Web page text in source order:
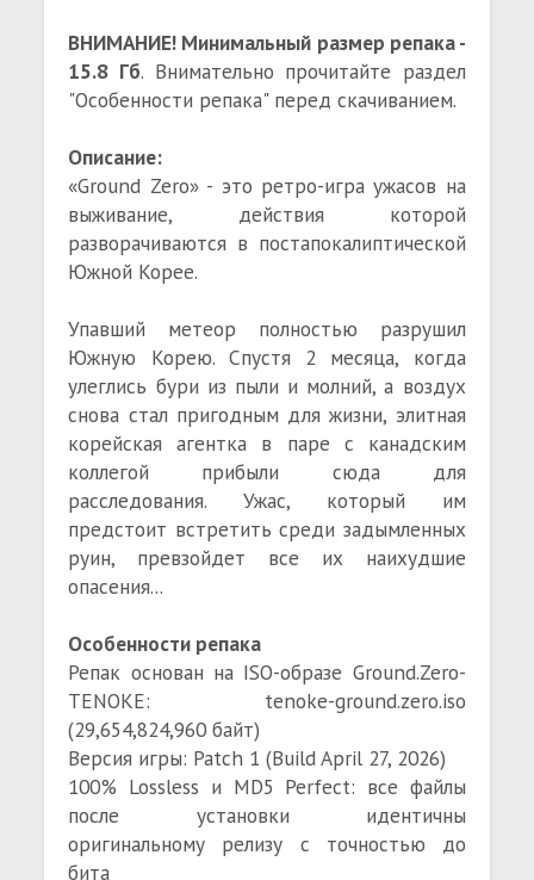
ВНИМАНИЕ! Минимальный размер репака -
15.8 Гб. Внимательно прочитайте раздел
"Особенности репака" перед скачиванием.
Описание:
«Ground Zero» - это ретро-игра ужасов на
выживание, действия которой
разворачиваются в постапокалиптической
Южной Корее.
Упавший метеор полностью разрушил
Южную Корею. Спустя 2 месяца, когда
улеглись бури из пыли и молний, а воздух
снова стал пригодным для жизни, элитная
корейская агентка в паре с канадским
коллегой прибыли сюда для
расследования. Ужас, который им
предстоит встретить среди задымленных
руин, превзойдет все их наихудшие
опасения...
Особенности репака
Репак основан на ISO-образе Ground.Zero-
TENOKE: tenoke-ground.zero.iso
(29,654,824,960 байт)
Версия игры: Patch 1 (Build April 27, 2026)
100% Lossless и MD5 Perfect: все файлы
после установки идентичны
оригинальному релизу с точностью до
бита